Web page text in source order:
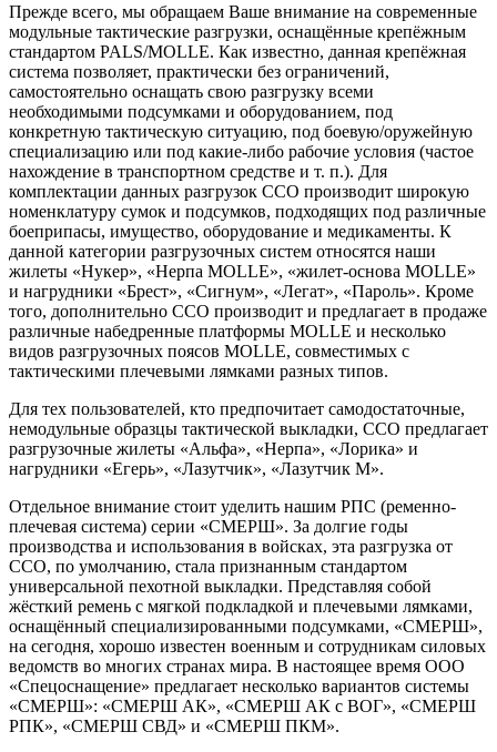
Прежде всего, мы обращаем Ваше внимание на современные
модульные тактические разгрузки, оснащённые крепёжным
стандартом PALS/MOLLE. Как известно, данная крепёжная
система позволяет, практически без ограничений,
самостоятельно оснащать свою разгрузку всеми
необходимыми подсумками и оборудованием, под
конкретную тактическую ситуацию, под боевую/оружейную
специализацию или под какие-либо рабочие условия (частое
нахождение в транспортном средстве и т. п.). Для
комплектации данных разгрузок ССО производит широкую
номенклатуру сумок и подсумков, подходящих под различные
боеприпасы, имущество, оборудование и медикаменты. К
данной категории разгрузочных систем относятся наши
жилеты «Нукер», «Нерпа MOLLE», «жилет-основа MOLLE»
и нагрудники «Брест», «Сигнум», «Легат», «Пароль». Кроме
того, дополнительно ССО производит и предлагает в продаже
различные набедренные платформы MOLLE и несколько
видов разгрузочных поясов MOLLE, совместимых с
тактическими плечевыми лямками разных типов.
Для тех пользователей, кто предпочитает самодостаточные,
немодульные образцы тактической выкладки, ССО предлагает
разгрузочные жилеты «Альфа», «Нерпа», «Лорика» и
нагрудники «Егерь», «Лазутчик», «Лазутчик М».
Отдельное внимание стоит уделить нашим РПС (ременно-
плечевая система) серии «СМЕРШ». За долгие годы
производства и использования в войсках, эта разгрузка от
ССО, по умолчанию, стала признанным стандартом
универсальной пехотной выкладки. Представляя собой
жёсткий ремень с мягкой подкладкой и плечевыми лямками,
оснащённый специализированными подсумками, «СМЕРШ»,
на сегодня, хорошо известен военным и сотрудникам силовых
ведомств во многих странах мира. В настоящее время ООО
«Спецоснащение» предлагает несколько вариантов системы
«СМЕРШ»: «СМЕРШ АК», «СМЕРШ АК с ВОГ», «СМЕРШ
РПК», «СМЕРШ СВД» и «СМЕРШ ПКМ».